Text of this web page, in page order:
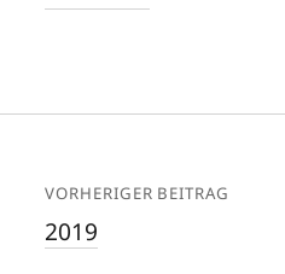
VORHERIGER BEITRAG
2019